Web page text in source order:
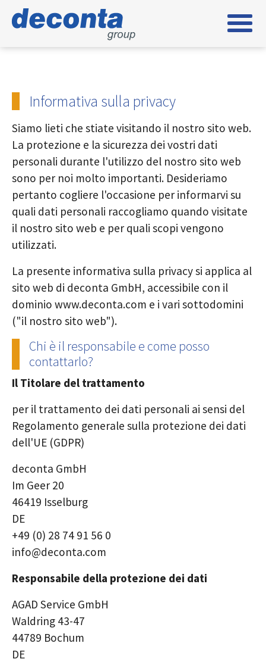
Skip to main content
Skip to page footer
Informativa sulla privacy
Siamo lieti che stiate visitando il nostro sito web.
La protezione e la sicurezza dei vostri dati
personali durante l'utilizzo del nostro sito web
sono per noi molto importanti. Desideriamo
pertanto cogliere l'occasione per informarvi su
quali dati personali raccogliamo quando visitate
il nostro sito web e per quali scopi vengono
utilizzati.
La presente informativa sulla privacy si applica al
sito web di deconta GmbH, accessibile con il
dominio www.deconta.com e i vari sottodomini
("il nostro sito web").
Chi è il responsabile e come posso
contattarlo?
Il Titolare del trattamento
per il trattamento dei dati personali ai sensi del
Regolamento generale sulla protezione dei dati
dell'UE (GDPR)
deconta GmbH
Im Geer 20
46419 Isselburg
DE
+49 (0) 28 74 91 56 0
info@deconta.com
Responsabile della protezione dei dati
AGAD Service GmbH
Waldring 43-47
44789 Bochum
DE